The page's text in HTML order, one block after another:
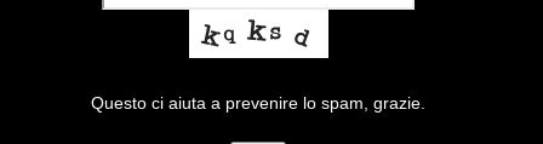
Questo ci aiuta a prevenire lo spam, grazie.